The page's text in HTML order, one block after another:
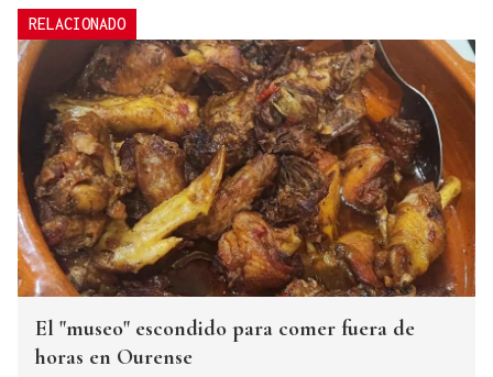
RELACIONADO
El "museo" escondido para comer fuera de
horas en Ourense